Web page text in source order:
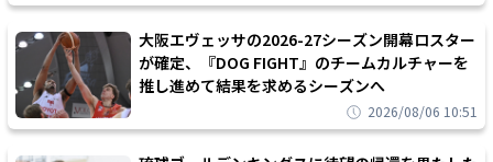
大阪エヴェッサの2026-27シーズン開幕ロスター
が確定、『DOG FIGHT』のチームカルチャーを
推し進めて結果を求めるシーズンへ
2026/08/06 10:51